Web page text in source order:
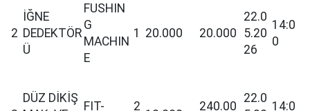
2
İĞNE
DEDEKTÖR
Ü
FUSHIN
G
MACHIN
E
1 20.000 20.000
22.0
5.20
26
14:0
0
DÜZ DİKİŞ
FIT-
2
240.00
22.0
14:0